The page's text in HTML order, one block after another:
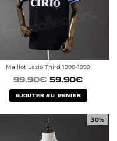
Maillot Lazio Third 1998-1999
99.90€ 59.90€
AJOUTER AU PANIER
30%